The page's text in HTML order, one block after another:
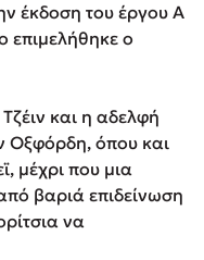
έκδοση του έργου A
επιμελήθηκε ο
και η αδελφή
Οξφόρδη, όπου και
μέχρι που μια
βαριά επιδείνωση
να